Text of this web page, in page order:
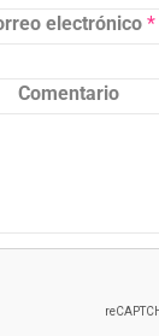
electrónico *
Comentario